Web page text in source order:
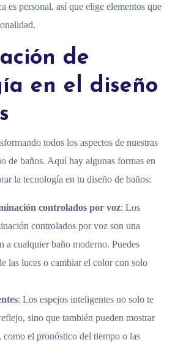
es personal, así que elige elementos que
de
en el diseño
todos los aspectos de nuestras
de baños. Aquí hay algunas formas en
la tecnología en tu diseño de baños:
controlados por voz: Los
controlados por voz son una
a cualquier baño moderno. Puedes
las luces o cambiar el color con solo
: Los espejos inteligentes no solo te
sino que también pueden mostrar
el pronóstico del tiempo o las